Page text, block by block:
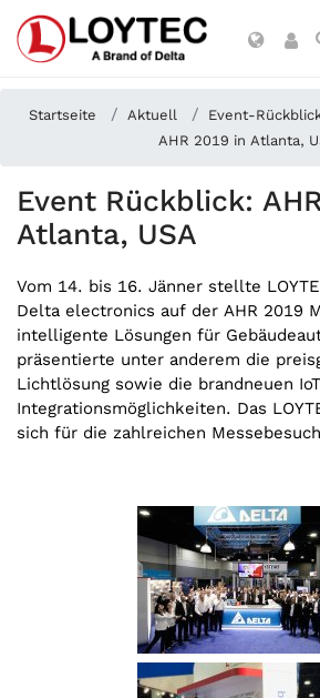
Startseite Aktuell Event-
AHR 2019 in Atlanta,
Event Rückblick:
Atlanta, USA
Vom 14. bis 16. Jänner stellte
Delta electronics auf der AHR 2019
intelligente Lösungen für
präsentierte unter anderem die
Lichtlösung sowie die brandneuen IoT
Integrationsmöglichkeiten. Das
sich für die zahlreichen